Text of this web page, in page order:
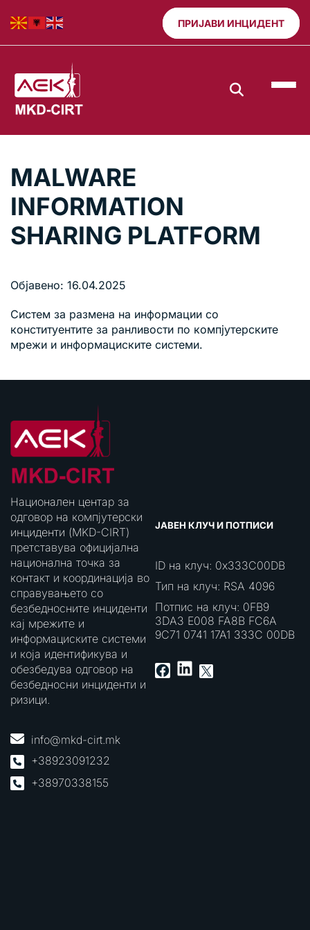
ПРИЈАВИ ИНЦИДЕНТ
MALWARE
INFORMATION
SHARING PLATFORM
Објавено: 16.04.2025
Систем за размена на информации со
конституентите за ранливости по компјутерските
мрежи и информациските системи.
Национален центар за
одговор на компјутерски
инциденти (MKD-CIRT)
претставува официјална
национална точка за
контакт и координација во
справувањето со
безбедносните инциденти
кај мрежите и
информациските системи
и која идентификува и
обезбедува одговор на
безбедносни инциденти и
ризици.
info@mkd-cirt.mk
+38923091232
+38970338155
ЈАВЕН КЛУЧ И ПОТПИСИ
ID на клуч: 0x333C00DB
Тип на клуч: RSA 4096
Потпис на клуч: 0FB9
3DA3 E008 FA8B FC6A
9C71 0741 17A1 333C 00DB
Facebook
LinkedIn
X